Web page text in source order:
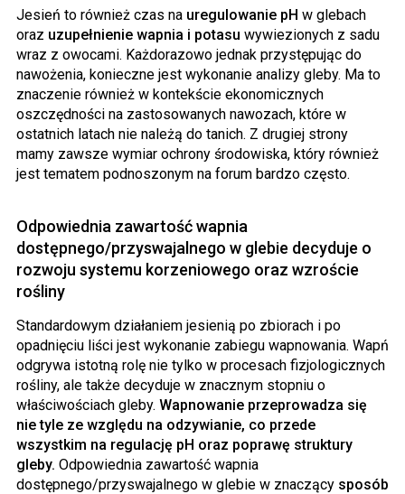
Jesień to również czas na uregulowanie pH w glebach
oraz uzupełnienie wapnia i potasu wywiezionych z sadu
wraz z owocami. Każdorazowo jednak przystępując do
nawożenia, konieczne jest wykonanie analizy gleby. Ma to
znaczenie również w kontekście ekonomicznych
oszczędności na zastosowanych nawozach, które w
ostatnich latach nie należą do tanich. Z drugiej strony
mamy zawsze wymiar ochrony środowiska, który również
jest tematem podnoszonym na forum bardzo często.
Odpowiednia zawartość wapnia
dostępnego/przyswajalnego w glebie decyduje o
rozwoju systemu korzeniowego oraz wzroście
rośliny
Standardowym działaniem jesienią po zbiorach i po
opadnięciu liści jest wykonanie zabiegu wapnowania. Wapń
odgrywa istotną rolę nie tylko w procesach fizjologicznych
rośliny, ale także decyduje w znacznym stopniu o
właściwościach gleby. Wapnowanie przeprowadza się
nie tyle ze względu na odzywianie, co przede
wszystkim na regulację pH oraz poprawę struktury
gleby. Odpowiednia zawartość wapnia
dostępnego/przyswajalnego w glebie w znaczący sposób